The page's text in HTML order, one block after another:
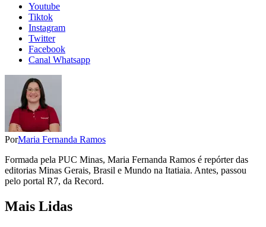
Youtube
Tiktok
Instagram
Twitter
Facebook
Canal Whatsapp
PorMaria Fernanda Ramos
Formada pela PUC Minas, Maria Fernanda Ramos é repórter das
editorias Minas Gerais, Brasil e Mundo na Itatiaia. Antes, passou
pelo portal R7, da Record.
Mais Lidas